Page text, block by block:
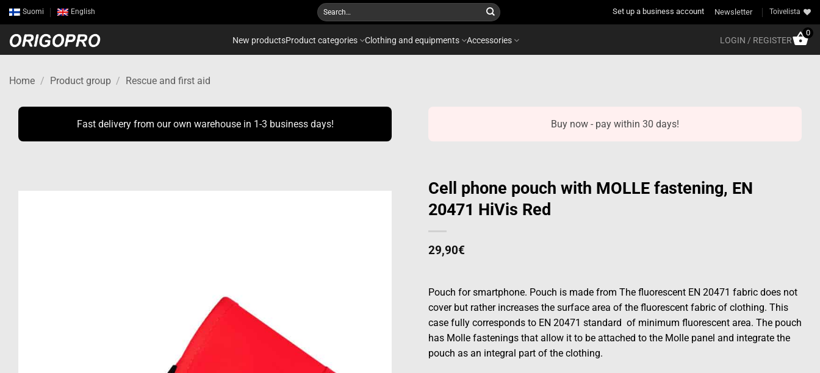
Skip
to
content
Suomi English
Search
for:
Set up a business account Newsletter Toivelista
New productsProduct categories Clothing and equipments Accessories LOGIN / REGISTER
0
Home / Product group / Rescue and first aid
Fast delivery from our own warehouse in 1-3 business days! Buy now - pay within 30 days!
Cell phone pouch with MOLLE fastening, EN
20471 HiVis Red
29,90€
Pouch for smartphone. Pouch is made from The fluorescent EN 20471 fabric does not
cover but rather increases the surface area of ​​the fluorescent fabric of clothing. This
case fully corresponds to EN 20471 standard of minimum fluorescent area. The pouch
has Molle fastenings that allow it to be attached to the Molle panel and integrate the
pouch as an integral part of the clothing.